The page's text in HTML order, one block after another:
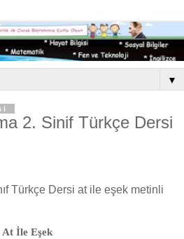
▼
2. Sinif Türkçe Dersi
Türkçe Dersi at ile eşek metinli
At İle Eşek